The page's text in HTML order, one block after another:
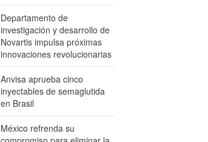
Departamento de
investigación y desarrollo de
Novartis impulsa próximas
innovaciones revolucionarias
Anvisa aprueba cinco
inyectables de semaglutida
en Brasil
México refrenda su